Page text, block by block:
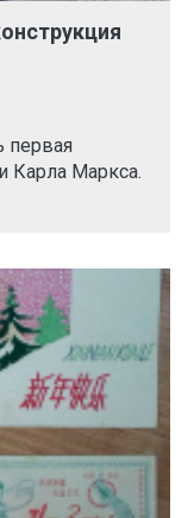
первая
Карла Маркса.